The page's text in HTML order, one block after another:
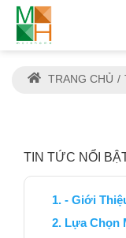
TRANG CHỦ
TIN TỨC NỔI
- Giới
Lựa Chọn